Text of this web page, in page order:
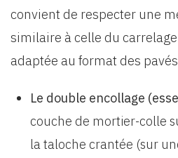
convient de respecter une
similaire à celle du
adaptée au format des
Le double encollage
couche de mortier-colle
la taloche crantée (sur